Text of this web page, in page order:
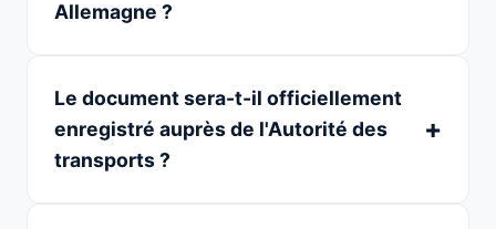
Allemagne ?
Le document sera-t-il officiellement
enregistré auprès de l'Autorité des
transports ?